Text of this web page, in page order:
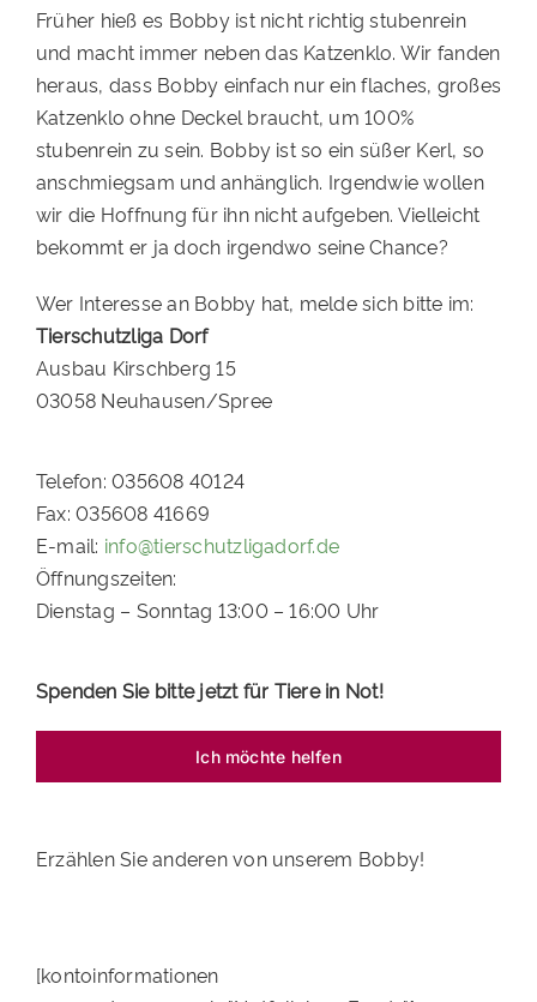
Früher hieß es Bobby ist nicht richtig stubenrein
und macht immer neben das Katzenklo. Wir fanden
heraus, dass Bobby einfach nur ein flaches, großes
Katzenklo ohne Deckel braucht, um 100%
stubenrein zu sein. Bobby ist so ein süßer Kerl, so
anschmiegsam und anhänglich. Irgendwie wollen
wir die Hoffnung für ihn nicht aufgeben. Vielleicht
bekommt er ja doch irgendwo seine Chance?
Wer Interesse an Bobby hat, melde sich bitte im:
Tierschutzliga Dorf
Ausbau Kirschberg 15
03058 Neuhausen/Spree
Telefon: 035608 40124
Fax: 035608 41669
E-mail: info@tierschutzligadorf.de
Öffnungszeiten:
Dienstag – Sonntag 13:00 – 16:00 Uhr
Spenden Sie bitte jetzt für Tiere in Not!
Ich möchte helfen
Erzählen Sie anderen von unserem Bobby!
[kontoinformationen